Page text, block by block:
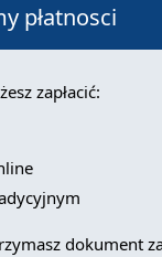
płatnosci
zapłacić:
dokument